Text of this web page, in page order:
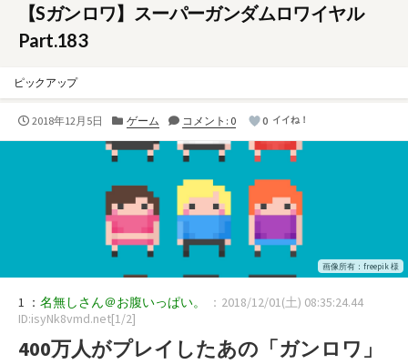
【Sガンロワ】スーパーガンダムロワイヤル
Part.183
ピックアップ
公
2018年12月5日
カ
ゴ
ー
ゲーム コメント: 0 0 イイね！
画像所有：freepik 様
1 ： 名無しさん＠お腹いっぱい。
：2018/12/01(土) 08:35:24.44
ID:isyNk8vmd.net[1/2]
400万人がプレイしたあの「ガンロワ」